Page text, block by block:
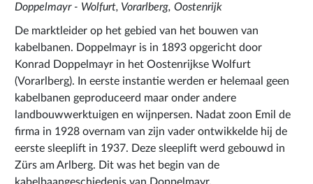
Doppelmayr - Wolfurt, Vorarlberg, Oostenrijk
De marktleider op het gebied van het bouwen van
kabelbanen. Doppelmayr is in 1893 opgericht door
Konrad Doppelmayr in het Oostenrijkse Wolfurt
(Vorarlberg). In eerste instantie werden er helemaal geen
kabelbanen geproduceerd maar onder andere
landbouwwerktuigen en wijnpersen. Nadat zoon Emil de
firma in 1928 overnam van zijn vader ontwikkelde hij de
eerste sleeplift in 1937. Deze sleeplift werd gebouwd in
Zürs am Arlberg. Dit was het begin van de
kabelbaangeschiedenis van Doppelmayr.